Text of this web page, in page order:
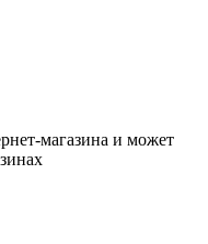
магазина и может